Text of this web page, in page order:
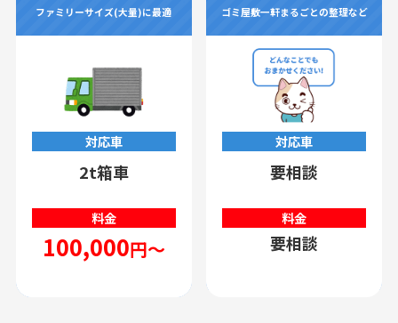
ファミリーサイズ(大量)に最適
対応車
2t箱車
料金
100,000円～
ゴミ屋敷一軒まるごとの整理など
対応車
要相談
料金
要相談